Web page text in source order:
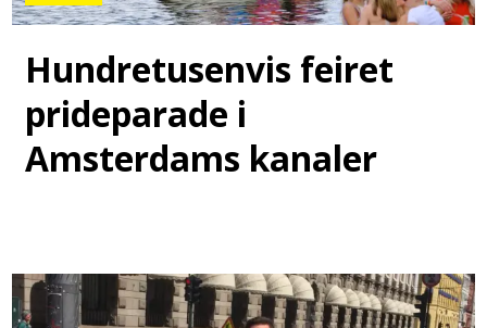
Hundretusenvis feiret
prideparade i
Amsterdams kanaler